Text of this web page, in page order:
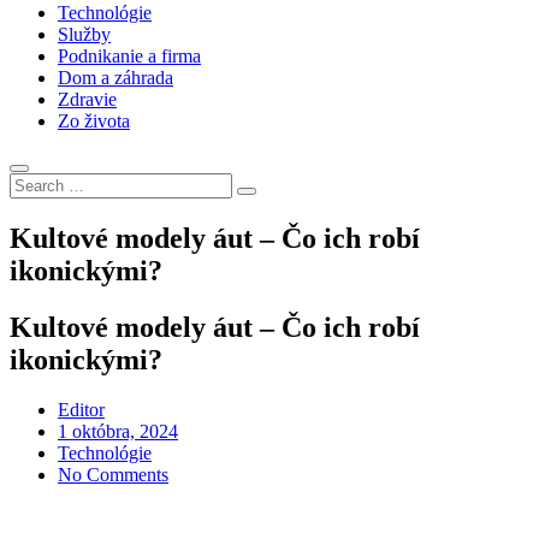
Technológie
Služby
Podnikanie a firma
Dom a záhrada
Zdravie
Zo života
Search
for:
Search
Kultové modely áut – Čo ich robí
ikonickými?
Kultové modely áut – Čo ich robí
ikonickými?
Editor
Posted
on
1 októbra, 2024
Technológie
No Comments